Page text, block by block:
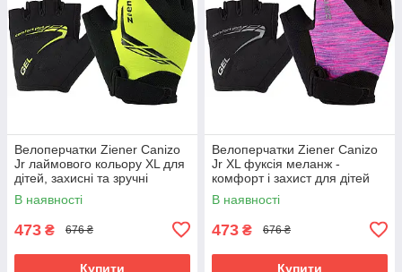
Велоперчатки Ziener Canizo
Jr лаймового кольору XL для
дітей, захисні та зручні
В наявності
473 ₴ 676 ₴
Купити
Велоперчатки Ziener Canizo
Jr XL фуксія меланж -
комфорт і захист для дітей
В наявності
473 ₴ 676 ₴
Купити